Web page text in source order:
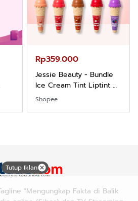
Rp359.000
Jessie Beauty - Bundle
Ice Cream Tint Liptint All
Variant
Shopee
Tutup Iklan
"Mengungkap Fakta di Balik